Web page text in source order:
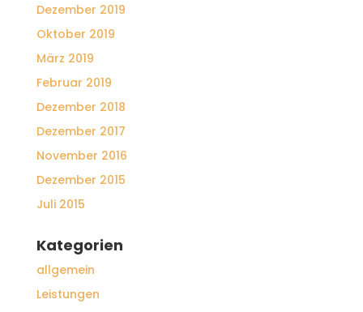
Dezember 2019
Oktober 2019
März 2019
Februar 2019
Dezember 2018
Dezember 2017
November 2016
Dezember 2015
Juli 2015
Kategorien
allgemein
Leistungen